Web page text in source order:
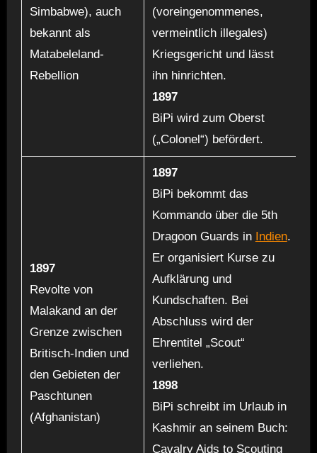
Simbabwe), auch
bekannt als
Matabeleland-
Rebellion
(voreingenommenes,
vermeintlich illegales)
Kriegsgericht und lässt
ihn hinrichten.
1897
BiPi wird zum Oberst
(„Colonel“) befördert.
1897
Revolte von
Malakand an der
Grenze zwischen
Britisch-Indien und
den Gebieten der
Paschtunen
(Afghanistan)
1897
BiPi bekommt das
Kommando über die 5th
Dragoon Guards in Indien.
Er organisiert Kurse zu
Aufklärung und
Kundschaften. Bei
Abschluss wird der
Ehrentitel „Scout“
verliehen.
1898
BiPi schreibt im Urlaub in
Kashmir an seinem Buch:
Cavalry Aids to Scouting